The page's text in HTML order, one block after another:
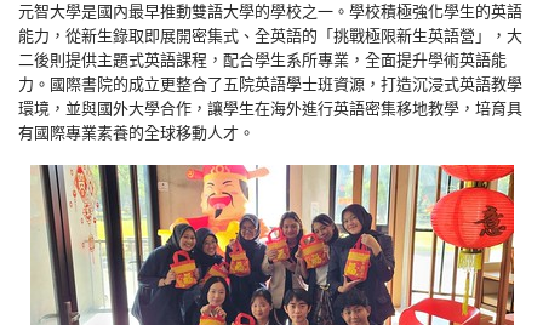
元智大學是國內最早推動雙語大學的學校之一。學校積極強化學生的英語
能力，從新生錄取即展開密集式、全英語的「挑戰極限新生英語營」，大
二後則提供主題式英語課程，配合學生系所專業，全面提升學術英語能
力。國際書院的成立更整合了五院英語學士班資源，打造沉浸式英語教學
環境，並與國外大學合作，讓學生在海外進行英語密集移地教學，培育具
有國際專業素養的全球移動人才。